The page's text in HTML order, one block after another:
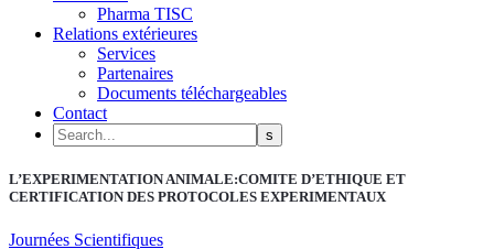
Pharma TISC
Relations extérieures
Services
Partenaires
Documents téléchargeables
Contact
L’EXPERIMENTATION ANIMALE:COMITE D’ETHIQUE ET
CERTIFICATION DES PROTOCOLES EXPERIMENTAUX
Journées Scientifiques